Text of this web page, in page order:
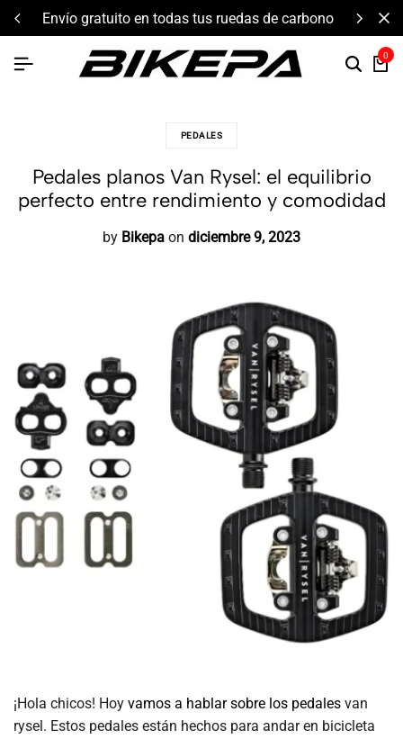
envío gratuito en todas tus ruedas de carbono
0
PEDALES
Pedales planos Van Rysel: el equilibrio
perfecto entre rendimiento y comodidad
by Bikepa on diciembre 9, 2023
¡Hola chicos! Hoy vamos a hablar sobre los pedales van
rysel. Estos pedales están hechos para andar en bicicleta